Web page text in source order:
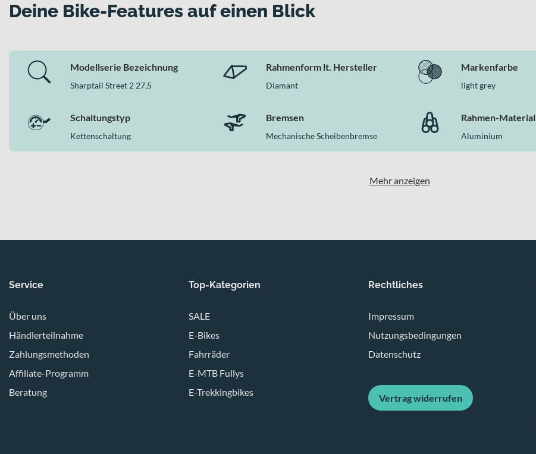
Deine Bike-Features auf einen Blick
Modellserie Bezeichnung
Sharptail Street 2 27,5
Rahmenform lt. Hersteller
Diamant
Markenfarbe
light grey
Schaltungstyp
Kettenschaltung
Bremsen
Mechanische Scheibenbremse
Rahmen-Material
Aluminium
Mehr anzeigen
Service
Über uns
Händlerteilnahme
Zahlungsmethoden
Affiliate-Programm
Beratung
Top-Kategorien
SALE
E-Bikes
Fahrräder
E-MTB Fullys
E-Trekkingbikes
Rechtliches
Impressum
Nutzungsbedingungen
Datenschutz
Vertrag widerrufen